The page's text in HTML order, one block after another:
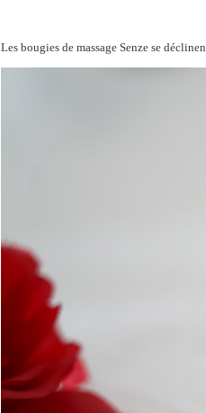
Les bougies de massage Senze se